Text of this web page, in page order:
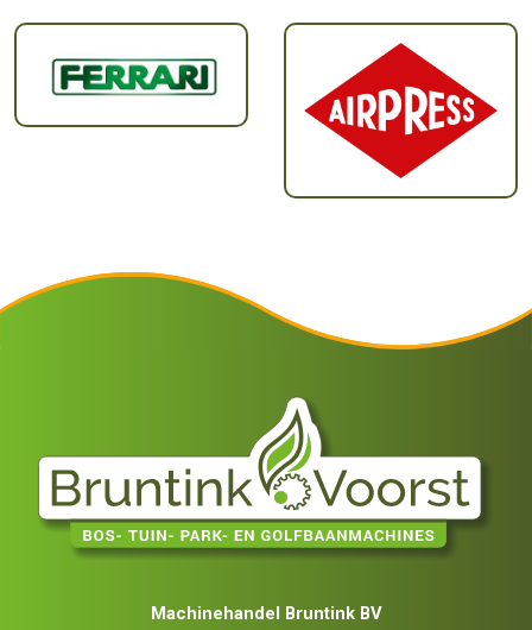
Machinehandel Bruntink BV